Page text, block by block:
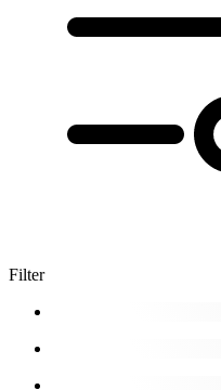
Filter